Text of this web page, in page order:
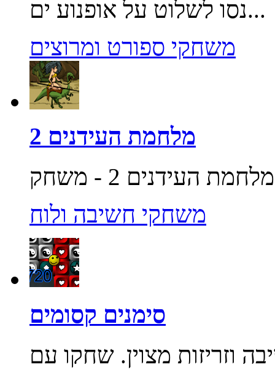
נסו לשלוט על אופנוע ים...
משחקי ספורט ומרוצים
מלחמת העידנים 2
משחקי חשיבה ולוח
סימנים קסומים